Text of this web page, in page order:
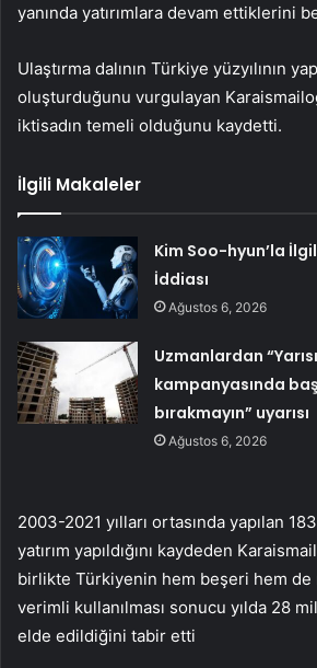
yanında yatırımlara devam ettiklerini
Ulaştırma dalının Türkiye yüzyılının
oluşturduğunu vurgulayan
iktisadın temeli olduğunu kaydetti.
İlgili Makaleler
Kim Soo-hyun’la
İddiası
Ağustos 6, 2026
Uzmanlardan
kampanyasında
bırakmayın” uyarısı
Ağustos 6, 2026
2003-2021 yılları ortasında yapılan
yatırım yapıldığını kaydeden
birlikte Türkiyenin hem beşeri hem de
verimli kullanılması sonucu yılda 28
elde edildiğini tabir etti